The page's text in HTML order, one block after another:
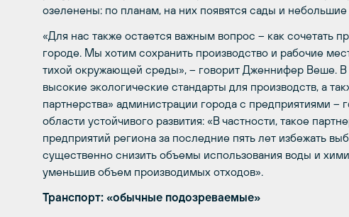
озеленены: по планам, на них появятся сады и
«Для нас также остается важным вопрос – как сочетать
городе. Мы хотим сохранить производство и рабочие
тихой окружающей среды», – говорит Дженнифер Веше. В
высокие экологические стандарты для производств, а
партнерства» администрации города с предприятиями –
области устойчивого развития: «В частности, такое
предприятий региона за последние пять лет избежать
существенно снизить объемы использования воды и
уменьшив объем производимых отходов».
Транспорт: «обычные подозреваемые»